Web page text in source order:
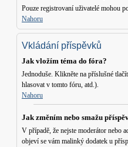
Pouze registrovaní uživatelé mohou
Nahoru
Vkládání příspěvků
Jak vložím téma do fóra?
Jednoduše. Klikněte na příslušné
hlasovat v tomto fóru, atd.).
Nahoru
Jak změním nebo smažu
V případě, že nejste moderátor nebo
objeví se vám malinký dodatek u